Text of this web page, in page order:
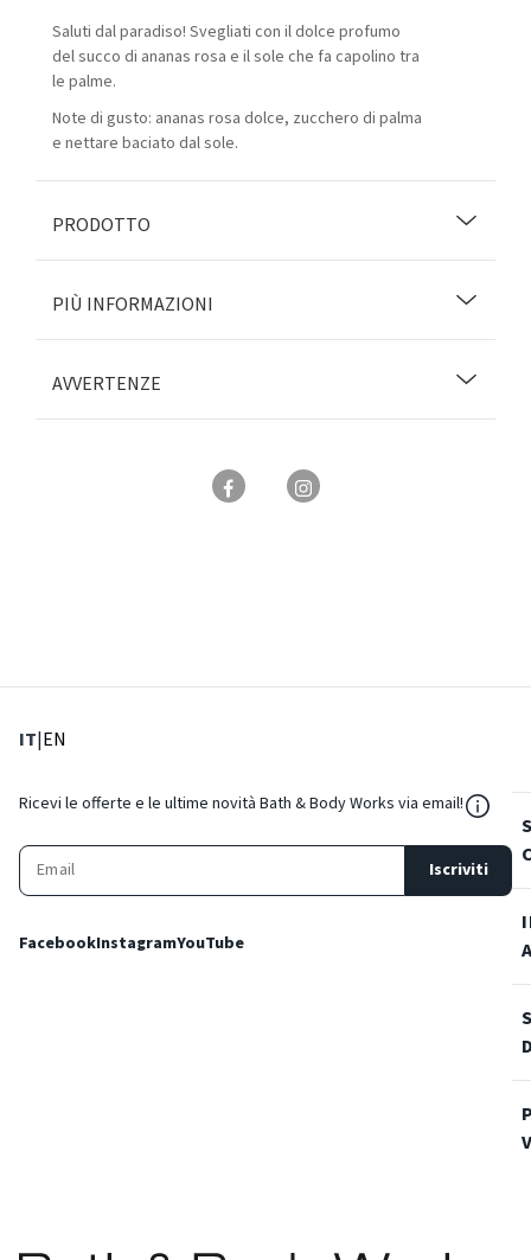
Saluti dal paradiso! Svegliati con il dolce profumo
del succo di ananas rosa e il sole che fa capolino tra
le palme.
Note di gusto: ananas rosa dolce, zucchero di palma
e nettare baciato dal sole.
PRODOTTO
PIÙ INFORMAZIONI
AVVERTENZE
IT: Lingua corrente
|EN
Ricevi le offerte e le ultime novità Bath & Body Works via email!
Iscriviti
FacebookInstagramYouTube